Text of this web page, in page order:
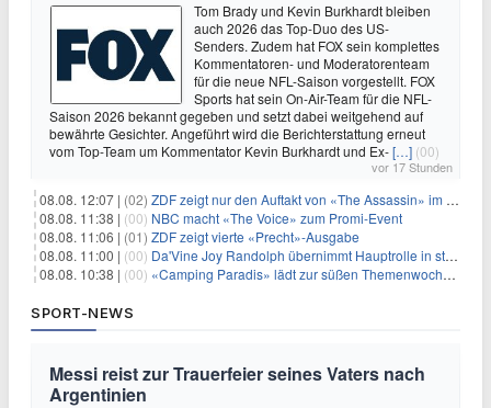
Tom Brady und Kevin Burkhardt bleiben
auch 2026 das Top-Duo des US-
Senders. Zudem hat FOX sein komplettes
Kommentatoren- und Moderatorenteam
für die neue NFL-Saison vorgestellt. FOX
Sports hat sein On-Air-Team für die NFL-
Saison 2026 bekannt gegeben und setzt dabei weitgehend auf
bewährte Gesichter. Angeführt wird die Berichterstattung erneut
vom Top-Team um Kommentator Kevin Burkhardt und Ex-[…] (00)
vor 17 Stunden
08.08. 12:07 | (02) ZDF zeigt nur den Auftakt von «The Assassin» im Fernsehen
08.08. 11:38 | (00) NBC macht «The Voice» zum Promi-Event
08.08. 11:06 | (01) ZDF zeigt vierte «Precht»-Ausgabe
08.08. 11:00 | (00) Da'Vine Joy Randolph übernimmt Hauptrolle in starbesetzter schwarzer Komödie
08.08. 10:38 | (00) «Camping Paradis» lädt zur süßen Themenwoche ein
SPORT-NEWS
Messi reist zur Trauerfeier seines Vaters nach
Argentinien